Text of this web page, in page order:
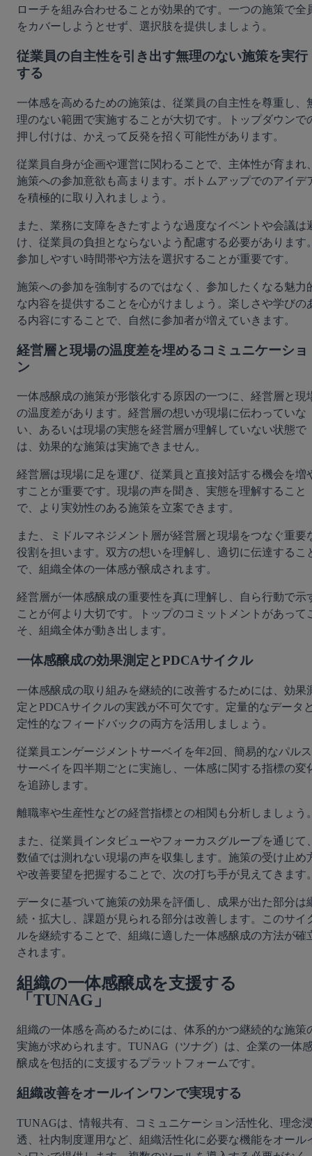
ローチを組み合わせることが効果的です。一つの施策で全
をカバーしようとせず、選択肢を提供しましょう。
従業員の自主性を引き出す無理のない施策を実行
する
一体感を高めるための施策は、従業員の自主性を尊重し、
理のない範囲で実施することが大切です。トップダウンで
押し付けは、かえって反発を招く可能性があります。
従業員自身が企画や運営に関わることで、主体性が育まれ
施策への参加意欲も高まります。ボトムアップでのアイデ
を積極的に取り入れましょう。
また、業務に支障をきたすような過度なイベントや会議は
け、従業員の負担とならないよう配慮する必要があります
参加しやすい時間帯や方法を選択することが重要です。
施策への参加を強制するのではなく、参加したくなる魅力
な内容を提供することを心がけましょう。楽しさや学びの
る内容にすることで、自然に参加者が増えていきます。
経営層と現場の温度差を埋めるコミュニケーショ
ン
一体感醸成の施策が形骸化する原因の一つに、経営層と現
の温度差があります。経営層の想いが現場に伝わっていな
い、あるいは現場の実態を経営層が理解していない状態で
は、効果的な施策は実施できません。
経営層は現場に足を運び、従業員と直接対話する機会を増
すことが重要です。現場の声を聞き、実態を理解すること
で、より実効性のある施策を立案できます。
また、ミドルマネジメント層が経営層と現場をつなぐ重要
役割を担います。双方の想いを理解し、適切に伝達するこ
で、組織全体の一体感が醸成されます。
経営層が一体感醸成の重要性を真に理解し、自ら行動で示
ことが何より大切です。トップのコミットメントがあって
そ、組織全体が動き出します。
一体感醸成の効果測定とPDCAサイクル
一体感醸成の取り組みを継続的に改善するためには、効果
定とPDCAサイクルの実践が不可欠です。定量的なデータ
定性的なフィードバックの両方を活用しましょう。
従業員エンゲージメントサーベイを年2回、簡易的なパルス
サーベイを四半期ごとに実施し、一体感に関する指標の変
を追跡します。
離職率や生産性などの経営指標との相関も分析しましょう
また、従業員インタビューやフォーカスグループを通じて
数値では測れない現場の声を収集します。施策の受け止め
や改善要望を把握することで、次の打ち手が見えてきます
データに基づいて施策の効果を評価し、成果が出た部分は
続・拡大し、課題が見られる部分は改善します。このサイ
ルを継続することで、組織に適した一体感醸成の方法が確
されます。
組織の一体感醸成を支援する
「TUNAG」
組織の一体感を高めるためには、体系的かつ継続的な施策
実施が求められます。TUNAG（ツナグ）は、企業の一体
醸成を包括的に支援するプラットフォームです。
組織改善をオールインワンで実現する
TUNAGは、情報共有、コミュニケーション活性化、理念
透、社内制度運用など、組織活性化に必要な機能をオール